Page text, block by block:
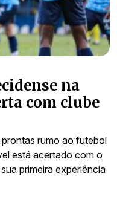
na
com clube
rumo ao futebol
está acertado com o
primeira experiência